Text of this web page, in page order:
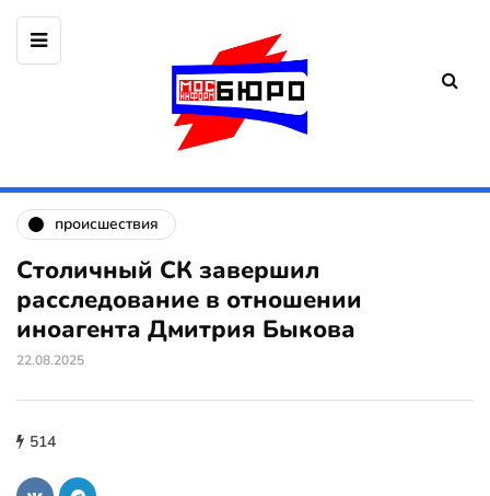
происшествия
Столичный СК завершил
расследование в отношении
иноагента Дмитрия Быкова
22.08.2025
514